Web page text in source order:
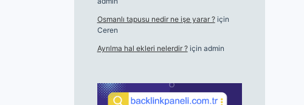
Osmanlı tapusu nedir ne işe yarar ?için
Ceren
Ayrılma hal ekleri nelerdir ?için admin